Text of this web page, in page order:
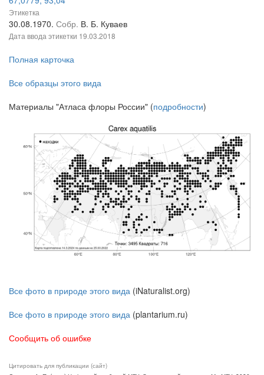
Этикетка
30.08.1970. Собр. В. Б. Куваев
Дата ввода этикетки 19.03.2018
Полная карточка
Все образцы этого вида
Материалы "Атласа флоры России" (подробности)
Все фото в природе этого вида (iNaturalist.org)
Все фото в природе этого вида (plantarium.ru)
Сообщить об ошибке
Цитировать для публикации (сайт)